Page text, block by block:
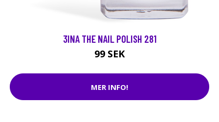
3INA THE NAIL POLISH 281
99 SEK
MER INFO!